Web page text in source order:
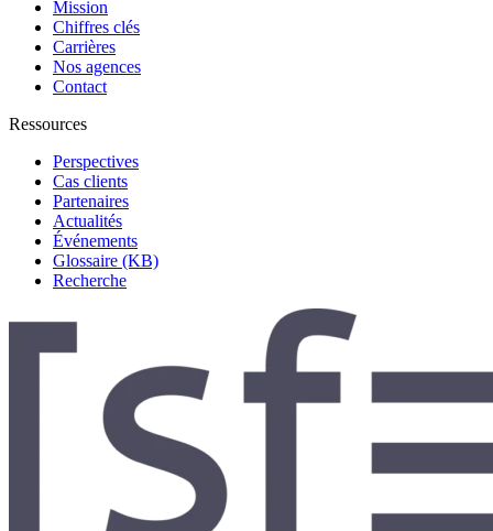
Mission
Chiffres clés
Carrières
Nos agences
Contact
Ressources
Perspectives
Cas clients
Partenaires
Actualités
Événements
Glossaire (KB)
Recherche